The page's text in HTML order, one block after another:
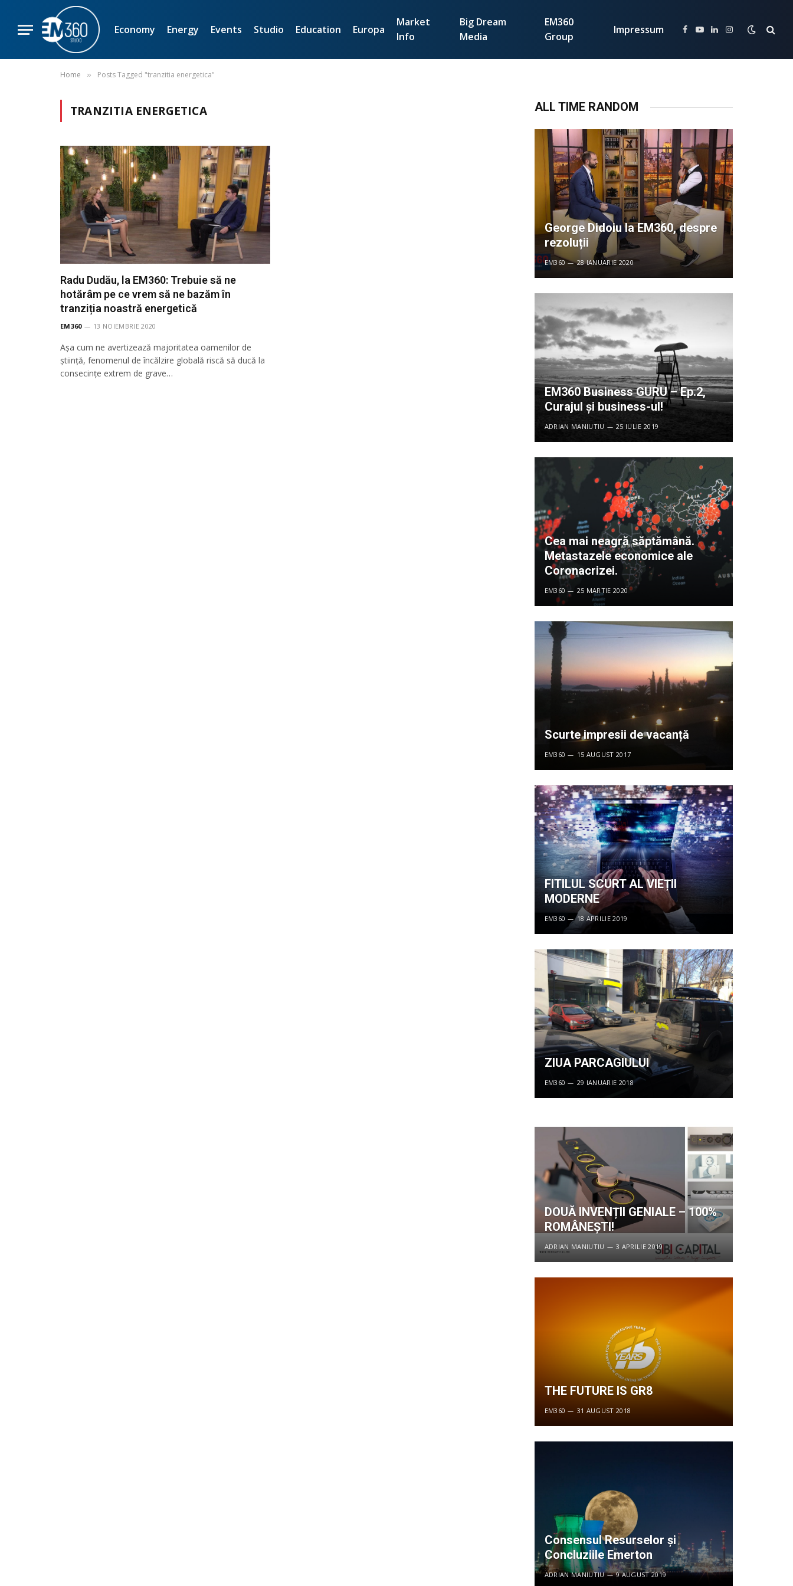
Economy Energy Events Studio Education Europa
Market
Info
Big Dream
Media
EM360
Group
Impressum Facebook
YouTube
LinkedInInstagram
Home » Posts Tagged "tranzitia energetica"
TRANZITIA ENERGETICA
Radu Dudău, la EM360: Trebuie să ne
hotărâm pe ce vrem să ne bazăm în
tranziția noastră energetică
EM360 13 NOIEMBRIE 2020
Așa cum ne avertizează majoritatea oamenilor de
știință, fenomenul de încălzire globală riscă să ducă la
consecințe extrem de grave…
ALL TIME RANDOM
George Didoiu la EM360, despre
rezoluții
EM360 28 IANUARIE 2020
EM360 Business GURU – Ep.2,
Curajul și business-ul!
ADRIAN MANIUTIU 25 IULIE 2019
Cea mai neagră săptămână.
Metastazele economice ale
Coronacrizei.
EM360 25 MARTIE 2020
Scurte impresii de vacanță
EM360 15 AUGUST 2017
FITILUL SCURT AL VIEȚII
MODERNE
EM360 18 APRILIE 2019
ZIUA PARCAGIULUI
EM360 29 IANUARIE 2018
DOUĂ INVENȚII GENIALE – 100%
ROMÂNEȘTI!
ADRIAN MANIUTIU 3 APRILIE 2019
THE FUTURE IS GR8
EM360 31 AUGUST 2018
Consensul Resurselor și
Concluziile Emerton
ADRIAN MANIUTIU 9 AUGUST 2019